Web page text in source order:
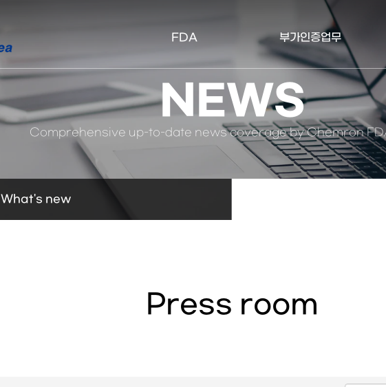
FDA 부가인증업무
NEWS
Comprehensive up-to-date news coverage by Chemron
What's new
Press room